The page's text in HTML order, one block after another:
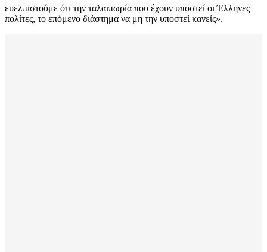
ευελπιστούμε ότι την ταλαιπωρία που έχουν υποστεί οι Έλληνες
πολίτες, το επόμενο διάστημα να μη την υποστεί κανείς».